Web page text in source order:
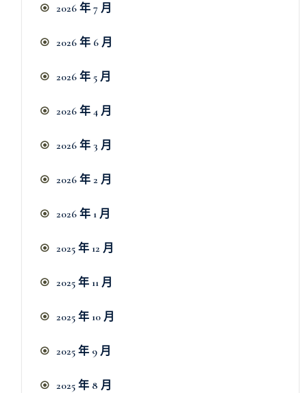
2026 年 7 月
2026 年 6 月
2026 年 5 月
2026 年 4 月
2026 年 3 月
2026 年 2 月
2026 年 1 月
2025 年 12 月
2025 年 11 月
2025 年 10 月
2025 年 9 月
2025 年 8 月